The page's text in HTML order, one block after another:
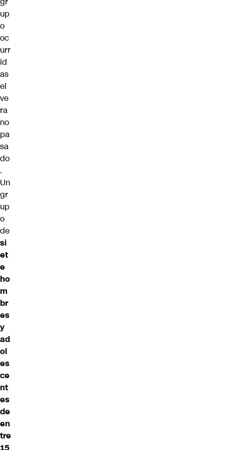
up
o
oc
urr
id
as
el
ve
ra
no
pa
sa
do
.
Un
gr
up
o
de
si
et
e
ho
m
br
es
y
ad
ol
es
ce
nt
es
de
en
tre
15